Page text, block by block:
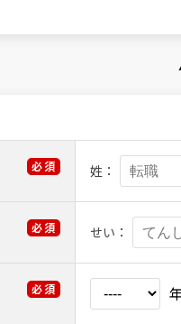
必須 姓：
必須 せい：
必須